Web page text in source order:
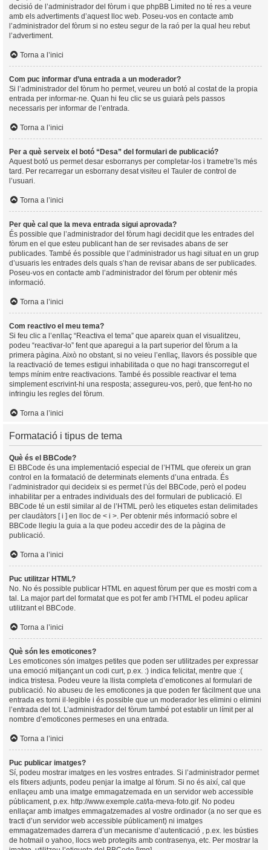
decisió de l’administrador del fòrum i que phpBB Limited no té res a veure
amb els advertiments d’aquest lloc web. Poseu-vos en contacte amb
l’administrador del fòrum si no esteu segur de la raó per la qual heu rebut
l’advertiment.
Torna a l’inici
Com puc informar d’una entrada a un moderador?
Si l’administrador del fòrum ho permet, veureu un botó al costat de la propia
entrada per informar-ne. Quan hi feu clic se us guiarà pels passos
necessaris per informar de l’entrada.
Torna a l’inici
Per a què serveix el botó “Desa” del formulari de publicació?
Aquest botó us permet desar esborranys per completar-los i trametre’ls més
tard. Per recarregar un esborrany desat visiteu el Tauler de control de
l’usuari.
Torna a l’inici
Per què cal que la meva entrada sigui aprovada?
És possible que l’administrador del fòrum hagi decidit que les entrades del
fòrum en el que esteu publicant han de ser revisades abans de ser
publicades. També és possible que l’administrador us hagi situat en un grup
d’usuaris les entrades dels quals s’han de revisar abans de ser publicades.
Poseu-vos en contacte amb l’administrador del fòrum per obtenir més
informació.
Torna a l’inici
Com reactivo el meu tema?
Si feu clic a l’enllaç “Reactiva el tema” que apareix quan el visualitzeu,
podeu “reactivar-lo” fent que aparegui a la part superior del fòrum a la
primera pàgina. Això no obstant, si no veieu l’enllaç, llavors és possible que
la reactivació de temes estigui inhabilitada o que no hagi transcorregut el
temps mínim entre reactivacions. També és possible reactivar el tema
simplement escrivint-hi una resposta; assegureu-vos, però, que fent-ho no
infringiu les regles del fòrum.
Torna a l’inici
Formatació i tipus de tema
Què és el BBCode?
El BBCode és una implementació especial de l’HTML que ofereix un gran
control en la formatació de determinats elements d’una entrada. És
l’administrador qui decideix si es permet l’ús del BBCode, però el podeu
inhabilitar per a entrades individuals des del formulari de publicació. El
BBCode té un estil similar al de l’HTML però les etiquetes estan delimitades
per claudàtors [ i ] en lloc de < i >. Per obtenir més informació sobre el
BBCode llegiu la guia a la que podeu accedir des de la pàgina de
publicació.
Torna a l’inici
Puc utilitzar HTML?
No. No és possible publicar HTML en aquest fòrum per que es mostri com a
tal. La major part del formatat que es pot fer amb l’HTML el podeu aplicar
utilitzant el BBCode.
Torna a l’inici
Què són les emoticones?
Les emoticones són imatges petites que poden ser utilitzades per expressar
una emoció mitjançant un codi curt, p.ex. :) indica felicitat, mentre que :(
indica tristesa. Podeu veure la llista completa d’emoticones al formulari de
publicació. No abuseu de les emoticones ja que poden fer fàcilment que una
entrada es torni il·legible i és possible que un moderador les elimini o elimini
l’entrada del tot. L’administrador del fòrum també pot establir un límit per al
nombre d’emoticones permeses en una entrada.
Torna a l’inici
Puc publicar imatges?
Sí, podeu mostrar imatges en les vostres entrades. Si l’administrador permet
els fitxers adjunts, podeu penjar la imatge al fòrum. Si no és així, cal que
enllaçeu amb una imatge emmagatzemada en un servidor web accessible
públicament, p.ex. http://www.exemple.cat/la-meva-foto.gif. No podeu
enllaçar amb imatges emmagatzemades al vostre ordinador (a no ser que es
tracti d’un servidor web accessible públicament) ni imatges
emmagatzemades darrera d’un mecanisme d’autenticació , p.ex. les bústies
de hotmail o yahoo, llocs web protegits amb contrasenya, etc. Per mostrar la